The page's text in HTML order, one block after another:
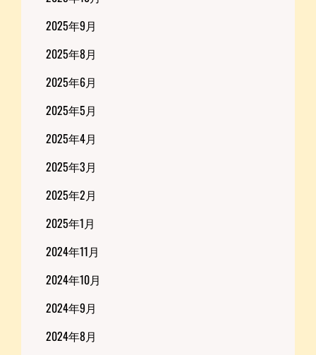
2025年9月
2025年8月
2025年6月
2025年5月
2025年4月
2025年3月
2025年2月
2025年1月
2024年11月
2024年10月
2024年9月
2024年8月